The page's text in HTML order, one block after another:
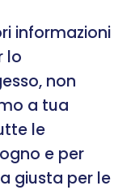
informazioni
lo
non
a tua
le
e per
giusta per le